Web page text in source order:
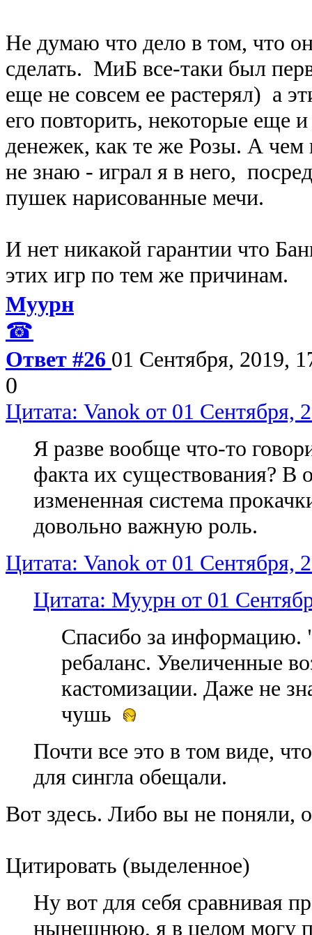
Не думаю что дело в том, что
сделать. МиБ все-таки был
еще не совсем ее растерял) а
его повторить, некоторые еще
денежек, как те же Розы. А чем
не знаю - играл я в него,
пушек нарисованные мечи.
И нет никакой гарантии что
этих игр по тем же причинам.
Муурн
☎
Ответ #26 01 Сентября, 2019,
0
Цитата: Vanok от 01 Сентября,
Я разве вообще что-то
факта их существования? В
измененная система
довольно важную роль.
Цитата: Vanok от 01 Сентября,
Цитата: Муурн от 01
Спасибо за
ребаланс. Увеличенные
кастомизации. Даже не
чушь
Почти все это в том виде,
для сингла обещали.
Вот здесь. Либо вы не поняли,
Цитировать (выделенное)
Ну вот для себя сравнивая
нынешнюю, я в целом могу